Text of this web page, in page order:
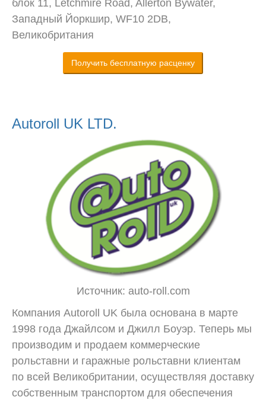
блок 11, Letchmire Road, Allerton Bywater,
Западный Йоркшир, WF10 2DB,
Великобритания
Получить бесплатную расценку
Autoroll UK LTD.
Источник: auto-roll.com
Компания Autoroll UK была основана в марте
1998 года Джайлсом и Джилл Боуэр. Теперь мы
производим и продаем коммерческие
рольставни и гаражные рольставни клиентам
по всей Великобритании, осуществляя доставку
собственным транспортом для обеспечения